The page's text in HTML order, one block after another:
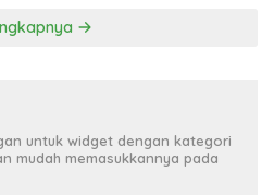
untuk widget dengan kategori
mudah memasukkannya pada